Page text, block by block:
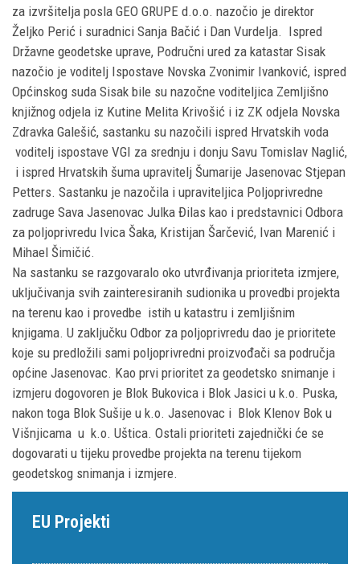
za izvršitelja posla GEO GRUPE d.o.o. nazočio je direktor
Željko Perić i suradnici Sanja Bačić i Dan Vurdelja. Ispred
Državne geodetske uprave, Područni ured za katastar Sisak
nazočio je voditelj Ispostave Novska Zvonimir Ivanković, ispred
Općinskog suda Sisak bile su nazočne voditeljica Zemljišno
knjižnog odjela iz Kutine Melita Krivošić i iz ZK odjela Novska
Zdravka Galešić, sastanku su nazočili ispred Hrvatskih voda
voditelj ispostave VGI za srednju i donju Savu Tomislav Naglić,
i ispred Hrvatskih šuma upravitelj Šumarije Jasenovac Stjepan
Petters. Sastanku je nazočila i upraviteljica Poljoprivredne
zadruge Sava Jasenovac Julka Đilas kao i predstavnici Odbora
za poljoprivredu Ivica Šaka, Kristijan Šarčević, Ivan Marenić i
Mihael Šimičić.
Na sastanku se razgovaralo oko utvrđivanja prioriteta izmjere,
uključivanja svih zainteresiranih sudionika u provedbi projekta
na terenu kao i provedbe istih u katastru i zemljišnim
knjigama. U zaključku Odbor za poljoprivredu dao je prioritete
koje su predložili sami poljoprivredni proizvođači sa područja
općine Jasenovac. Kao prvi prioritet za geodetsko snimanje i
izmjeru dogovoren je Blok Bukovica i Blok Jasici u k.o. Puska,
nakon toga Blok Sušije u k.o. Jasenovac i Blok Klenov Bok u
Višnjicama u k.o. Uštica. Ostali prioriteti zajednički će se
dogovarati u tijeku provedbe projekta na terenu tijekom
geodetskog snimanja i izmjere.
EU Projekti